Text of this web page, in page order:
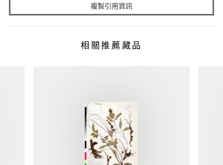
複製引用資訊
相關推薦藏品